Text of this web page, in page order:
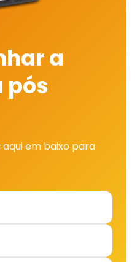
a
pós
em baixo para